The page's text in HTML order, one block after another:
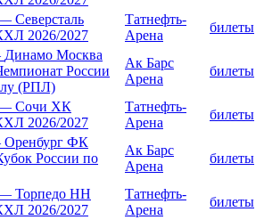
Северсталь
2026/2027
Татнефть-
Арена
билеты
Динамо Москва
России
(РПЛ)
Ак Барс
Арена
билеты
Сочи ХК
2026/2027
Татнефть-
Арена
билеты
Оренбург ФК
России по
Ак Барс
Арена
билеты
Торпедо НН
2026/2027
Татнефть-
Арена
билеты